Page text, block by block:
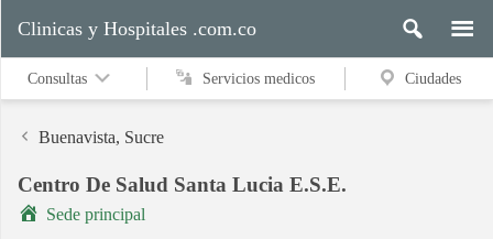
Servicios
medicos
Clinicas y Hospitales .com.co
Consultas Servicios medicos Ciudades
Buenavista, Sucre
Centro De Salud Santa Lucia E.S.E.
Sede principal